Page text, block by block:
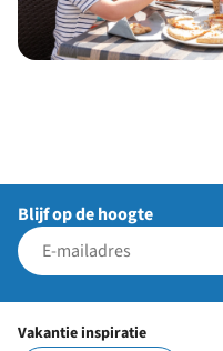
Blijf op de hoogte
Vakantie inspiratie